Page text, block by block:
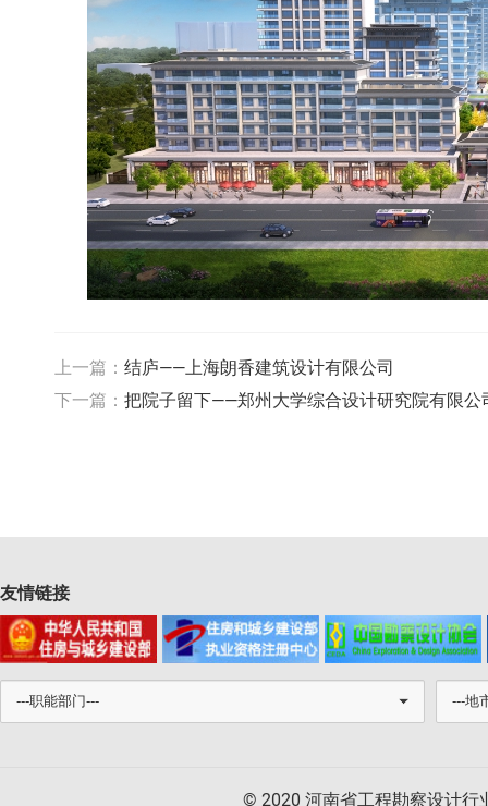
上一篇： 结庐——上海朗香建筑设计有限公司
下一篇： 把院子留下——郑州大学综合设计研究院有限公
友情链接
© 2020 河南省工程勘察设计行